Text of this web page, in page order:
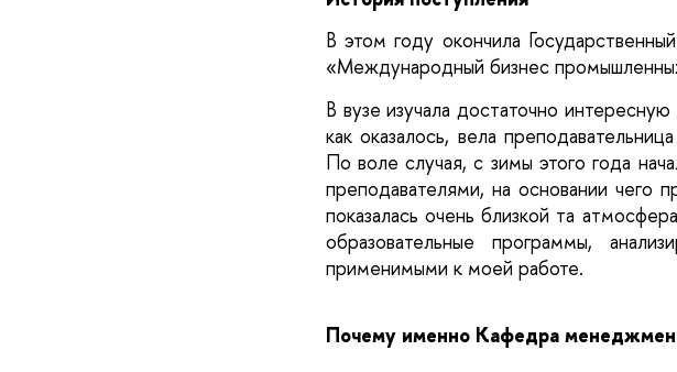
В этом году окончила
«Международный бизнес
В вузе изучала достаточно
как оказалось, вела
По воле случая, с зимы этого года
преподавателями, на основании чего
показалась очень близкой та
образовательные программы,
применимыми к моей работе.
Почему именно Кафедра